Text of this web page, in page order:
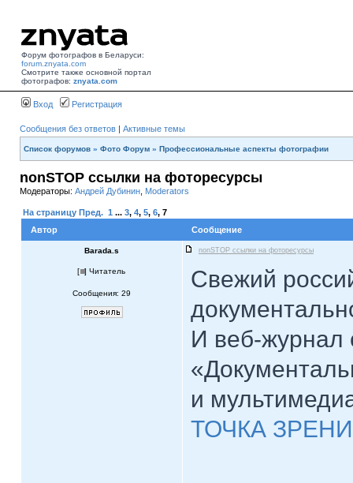
Форум фотографов в Беларуси:
forum.znyata.com
Смотрите также основной портал
фотографов: znyata.com
Вход Регистрация
Сообщения без ответов | Активные темы
Список форумов » Фото Форум » Профессиональные аспекты фотографии
nonSTOP ссылки на фоторесурсы
Модераторы: Андрей Дубинин Moderators
На страницу Пред. 1 ... 3, 4, 5, 6, 7
Автор
Сообщение
Barada.s nonSTOP ссылки на фоторесурсы
[ ] Читатель
Сообщения: 29
Свежий
И веб-журнал
и
ТОЧКА